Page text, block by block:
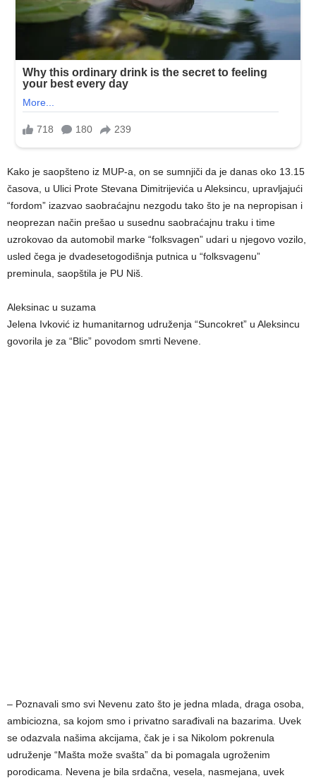
Kako je saopšteno iz MUP-a, on se sumnjiči da je danas oko 13.15
časova, u Ulici Prote Stevana Dimitrijevića u Aleksincu, upravljajući
“fordom” izazvao saobraćajnu nezgodu tako što je na nepropisan i
neoprezan način prešao u susednu saobraćajnu traku i time
uzrokovao da automobil marke “folksvagen” udari u njegovo vozilo,
usled čega je dvadesetogodišnja putnica u “folksvagenu”
preminula, saopštila je PU Niš.
Aleksinac u suzama
Jelena Ivković iz humanitarnog udruženja “Suncokret” u Aleksincu
govorila je za “Blic” povodom smrti Nevene.
– Poznavali smo svi Nevenu zato što je jedna mlada, draga osoba,
ambiciozna, sa kojom smo i privatno sarađivali na bazarima. Uvek
se odazvala našima akcijama, čak je i sa Nikolom pokrenula
udruženje “Mašta može svašta” da bi pomagala ugroženim
porodicama. Nevena je bila srdačna, vesela, nasmejana, uvek